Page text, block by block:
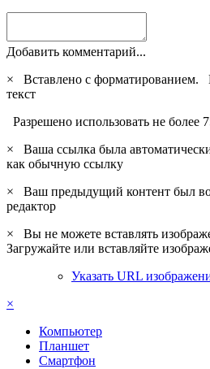
Добавить комментарий...
×
Вставлено с форматированием.
текст
Разрешено использовать не более
×
Ваша ссылка была
как обычную ссылку
×
Ваш предыдущий контент был
редактор
×
Вы не можете вставлять
Загружайте или вставляйте
Указать URL
×
Компьютер
Планшет
Смартфон